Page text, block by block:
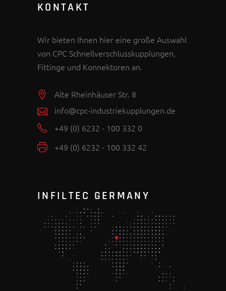
KONTAKT
Wir bieten Ihnen hier eine große Auswahl
von CPC Schnellverschlusskupplungen,
Fittinge und Konnektoren an.
Alte Rheinhäuser Str. 8
info@cpc-industriekupplungen.de
+49 (0) 6232 - 100 332 0
+49 (0) 6232 - 100 332 42
INFILTEC GERMANY